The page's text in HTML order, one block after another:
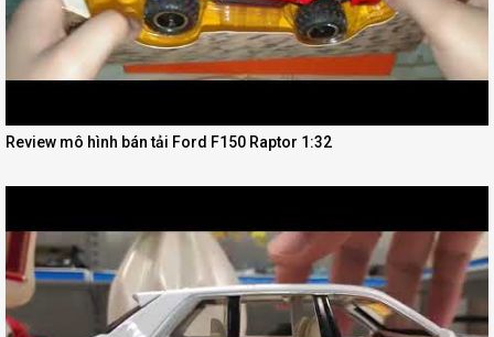
Review mô hình bán tải Ford F150 Raptor 1:32